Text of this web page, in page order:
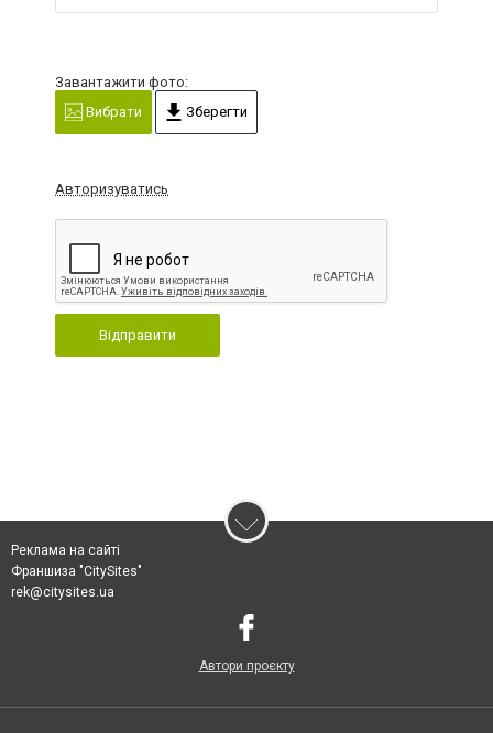
Завантажити фото:
Вибрати
Зберегти
Авторизуватись
Відправити
Реклама на сайті
Франшиза "CitySites"
rek@citysites.ua
Автори проєкту